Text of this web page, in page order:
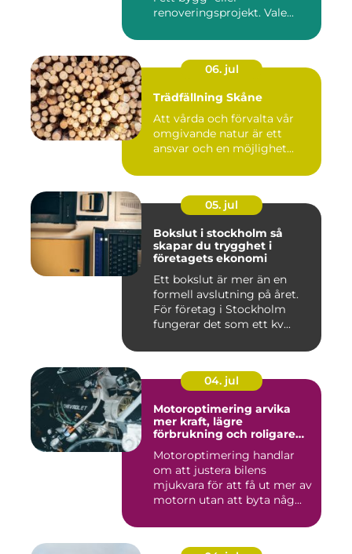
renoveringsprojekt. Vale...
06. jul
Trädfällning Skåne
Att vårda och förvalta vår
omgivande natur är ett
ansvar och en möjlighet...
05. jul
Bokslut i stockholm så
skapar du trygghet i
företagets ekonomi
Ett bokslut är mer än en
formell avslutning på året.
För företag i Stockholm
fungerar det som ett kv...
04. jul
Motoroptimering arvika
mer kraft, lägre
förbrukning och roligare
Motoroptimering handlar
om att justera bilens
mjukvara för att få ut mer av
motorn utan att byta någ...